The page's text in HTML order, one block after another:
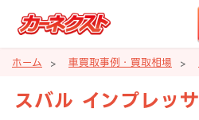
ホーム 車買取事例・買取相場
スバル インプレッサ